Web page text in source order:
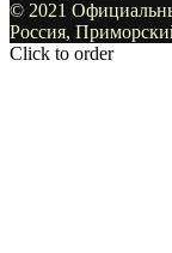
© 2021
Россия,
Click to order